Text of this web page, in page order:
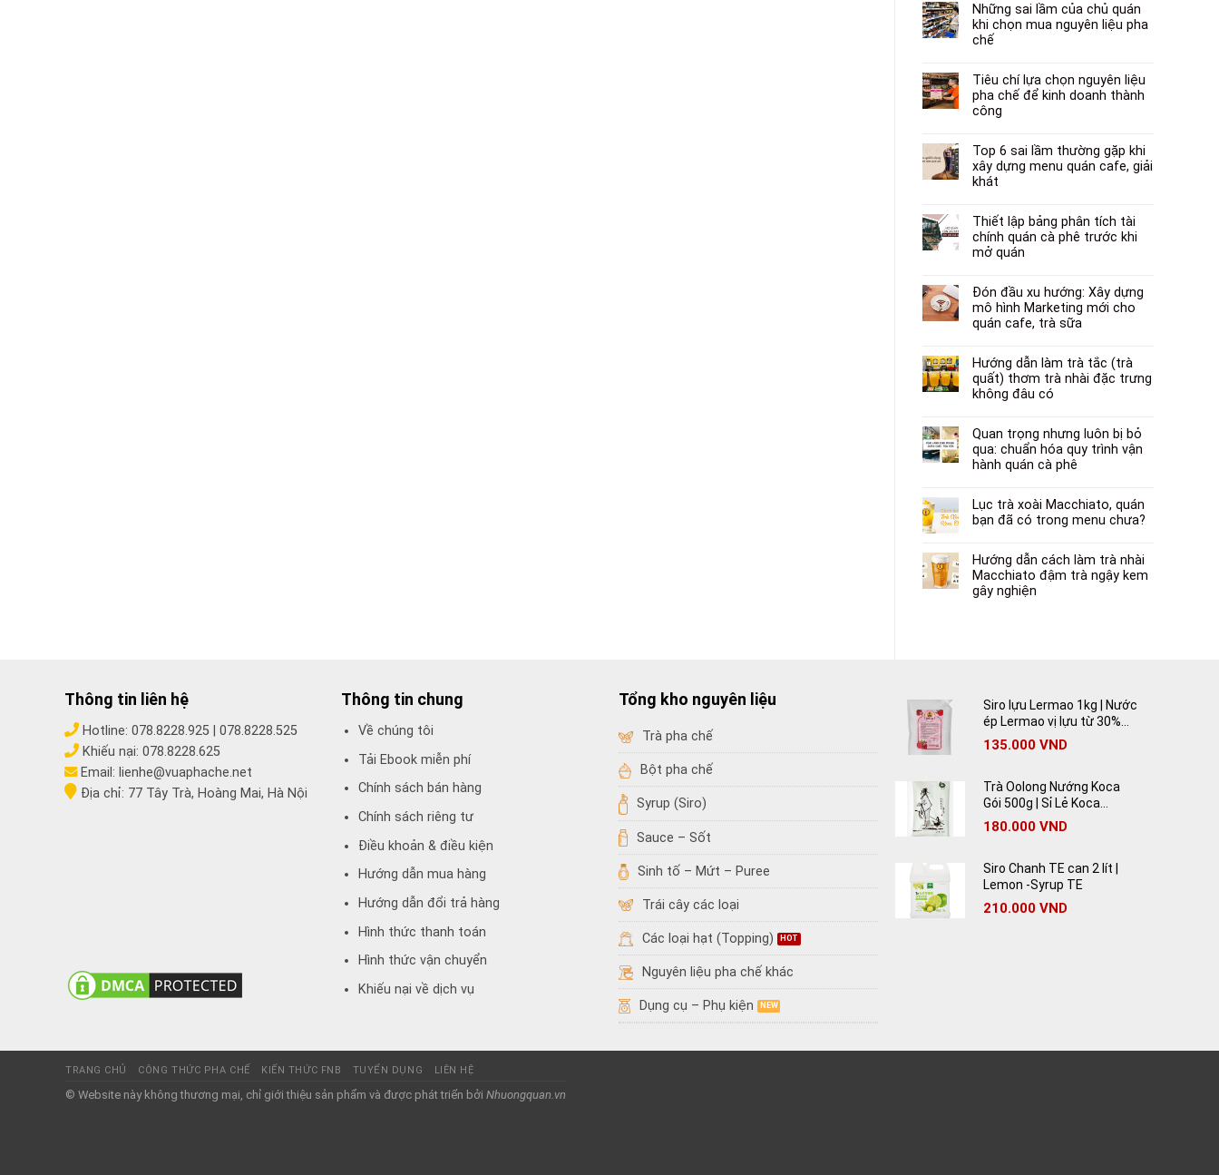
Những sai lầm của chủ quán
khi chọn mua nguyên liệu pha
chế
Tiêu chí lựa chọn nguyên liệu
pha chế để kinh doanh thành
công
Top 6 sai lầm thường gặp khi
xây dựng menu quán cafe, giải
khát
Thiết lập bảng phân tích tài
chính quán cà phê trước khi
mở quán
Đón đầu xu hướng: Xây dựng
mô hình Marketing mới cho
quán cafe, trà sữa
Hướng dẫn làm trà tắc (trà
quất) thơm trà nhài đặc trưng
không đâu có
Quan trọng nhưng luôn bị bỏ
qua: chuẩn hóa quy trình vận
hành quán cà phê
Lục trà xoài Macchiato, quán
bạn đã có trong menu chưa?
Hướng dẫn cách làm trà nhài
Macchiato đậm trà ngậy kem
gây nghiện
Thông tin liên hệ
Hotline: 078.8228.925| 078.8228.525
Khiếu nại: 078.8228.625
Email: lienhe@vuaphache.net
Địa chỉ: 77 Tây Trà, Hoàng Mai, Hà Nội
Thông tin chung
Về chúng tôi
Tải Ebook miễn phí
Chính sách bán hàng
Chính sách riêng tư
Điều khoản & điều kiện
Hướng dẫn mua hàng
Hướng dẫn đổi trả hàng
Hình thức thanh toán
Hình thức vận chuyển
Khiếu nại về dịch vụ
Tổng kho nguyên liệu
Trà pha chế
Bột pha chế
Syrup (Siro)
Sauce – Sốt
Sinh tố – Mứt – Puree
Trái cây các loại
Các loại hạt (Topping)
Nguyên liệu pha chế khác
Dụng cụ – Phụ kiện
Siro lựu Lermao 1kg | Nước
ép Lermao vị lựu từ 30%
lựu tươi
135.000 VND
Trà Oolong Nướng Koca
Gói 500g | Sỉ Lẻ Koca
Oolong Tea Giá Rẻ
180.000 VND
Siro Chanh TE can 2 lít |
Lemon -Syrup TE
210.000 VND
TRANG CHỦ CÔNG THỨC PHA CHẾ KIẾN THỨC FNB TUYỂN DỤNG LIÊN HỆ
© Website này không thương mại, chỉ giới thiệu sản phẩm và được phát triển bởi Nhuongquan.vn